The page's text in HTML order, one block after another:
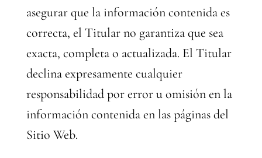
asegurar que la información contenida es
correcta, el Titular no garantiza que sea
exacta, completa o actualizada. El Titular
declina expresamente cualquier
responsabilidad por error u omisión en la
información contenida en las páginas del
Sitio Web.